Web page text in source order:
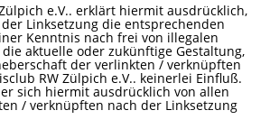
e.V.. erklärt hiermit ausdrücklich,
Linksetzung die entsprechenden
Kenntnis nach frei von illegalen
aktuelle oder zukünftige Gestaltung,
der verlinkten / verknüpften
RW Zülpich e.V.. keinerlei Einfluß.
sich hiermit ausdrücklich von allen
/ verknüpften nach der Linksetzung